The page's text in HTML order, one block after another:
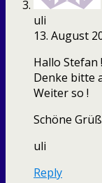
uli
13. August
Hallo Stefan !
Denke bitte
Weiter so !
Schöne
uli
Reply